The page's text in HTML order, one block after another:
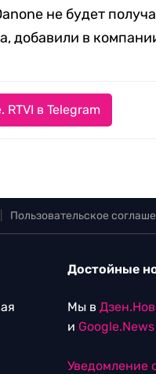
не будет
добавили в
в Telegram
Пользовательское
Достойные
Мы в
и Google.News
Уведомление